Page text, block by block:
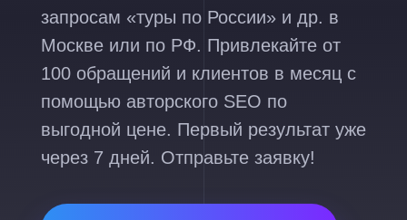
запросам «туры по России» и др. в
Москве или по РФ. Привлекайте от
100 обращений и клиентов в месяц с
помощью авторского SEO по
выгодной цене. Первый результат уже
через 7 дней. Отправьте заявку!